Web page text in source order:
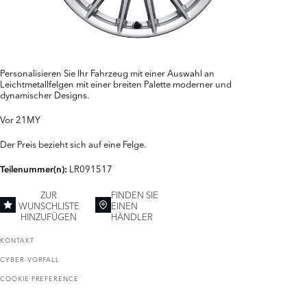
Personalisieren Sie Ihr Fahrzeug mit einer Auswahl an
Leichtmetallfelgen mit einer breiten Palette moderner und
dynamischer Designs.
Vor 21MY
Der Preis bezieht sich auf eine Felge.
Teilenummer(n): LR091517
ZUR
WUNSCHLISTE
HINZUFÜGEN
FINDEN SIE
EINEN
HÄNDLER
KONTAKT
CYBER-VORFALL
COOKIE PREFERENCE